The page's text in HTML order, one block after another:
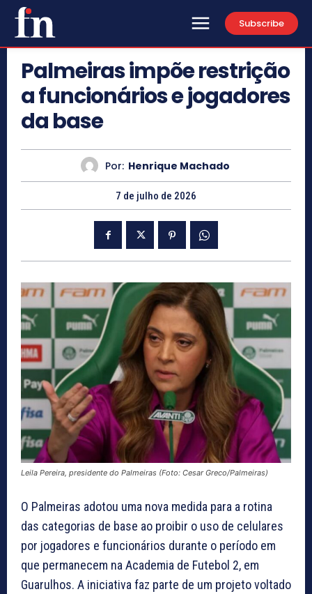
Subscribe
Palmeiras impõe restrição
a funcionários e jogadores
da base
Por: Henrique Machado
7 de julho de 2026
Leila Pereira, presidente do Palmeiras (Foto: Cesar Greco/Palmeiras)
O Palmeiras adotou uma nova medida para a rotina
das categorias de base ao proibir o uso de celulares
por jogadores e funcionários durante o período em
que permanecem na Academia de Futebol 2, em
Guarulhos. A iniciativa faz parte de um projeto voltado